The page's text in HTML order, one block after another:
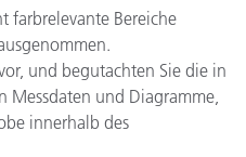
farbrelevante Bereiche
und begutachten Sie die in
Messdaten und Diagramme,
innerhalb des